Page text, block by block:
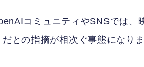
コミュニティやSNSでは、
との指摘が相次ぐ事態になりま